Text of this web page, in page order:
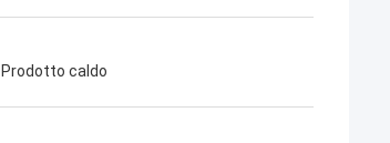
Prodotto caldo